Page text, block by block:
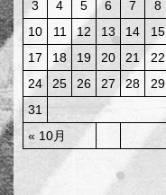
« 10月
3
4 5 6 7 8
10
11 12 13 14 15
17
18 19 20 21 22
24
25 26 27 28 29
31